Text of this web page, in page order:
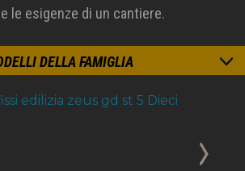
le esigenze di un cantiere.
DELLA FAMIGLIA